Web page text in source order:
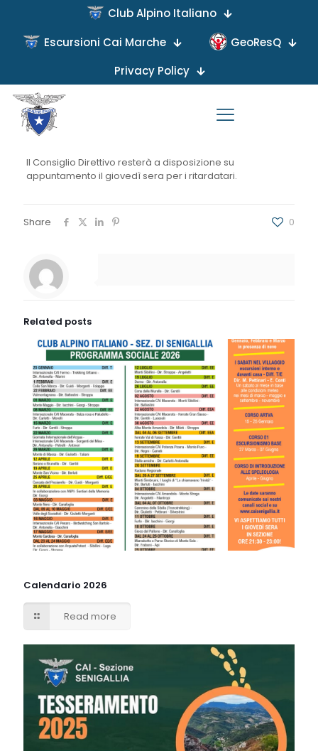
Club Alpino Italiano
Escursioni Cai Marche
GeoResQ
Privacy Policy
Si informano i soci che dal 31 Marzo u.s. le coperture
assicurativi comprese nel bollino 2017 sono decadute,
pertanto chi non ha rinnovato non è coperto da
assciurazione e non potrà partecipare alle attività sociali
a meno di contrarre l’assicurazione come non socio.
Il Consiglio Direttivo resterà a disposizione su
appuntamento il giovedì sera per i ritardatari.
Share 0
Related posts
Calendario 2026
Read more